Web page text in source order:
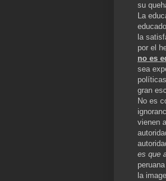
su
La
la
por el
no es
sea
gran
No es
vienen
es que
la